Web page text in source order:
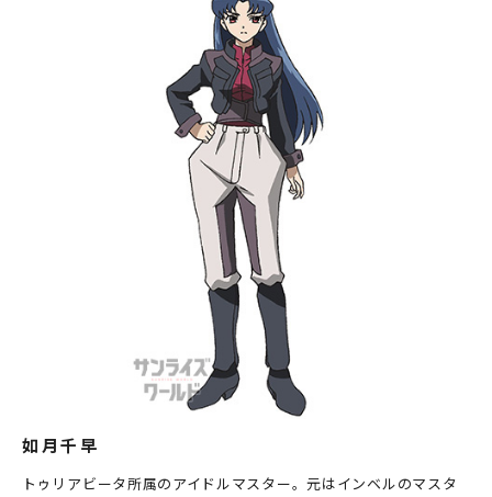
如月千早
トゥリアビータ所属のアイドルマスター。元はインベルのマスタ